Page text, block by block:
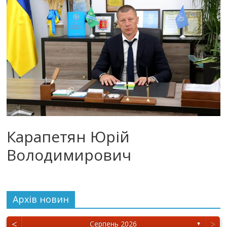
Карапетян Юрій
Володимирович
Архiв новин
< Серпень 2026 ▼ >